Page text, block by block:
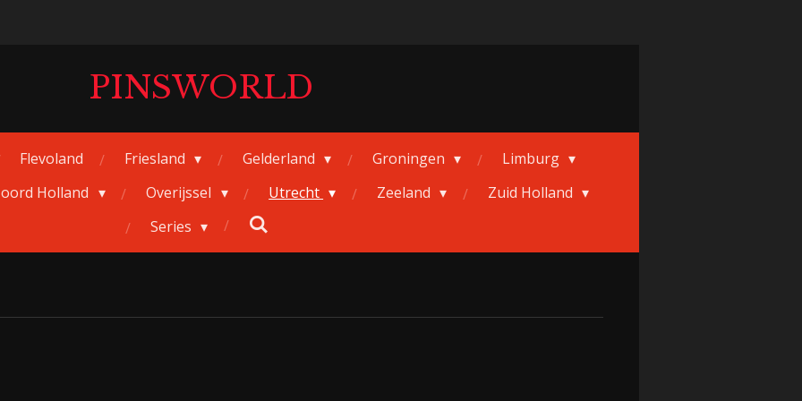
PINSWORLD
Flevoland Friesland Gelderland Groningen
Limburg
Holland Overijssel Utrecht Zeeland
Zuid Holland
Series